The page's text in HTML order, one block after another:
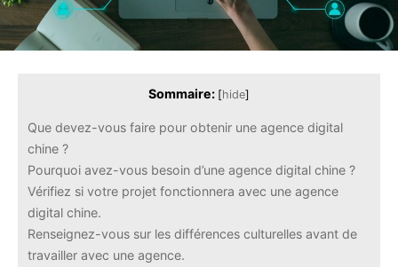
Sommaire: [hide]
Que devez-vous faire pour obtenir une agence digital
chine ?
Pourquoi avez-vous besoin d’une agence digital chine ?
Vérifiez si votre projet fonctionnera avec une agence
digital chine.
Renseignez-vous sur les différences culturelles avant de
travailler avec une agence.